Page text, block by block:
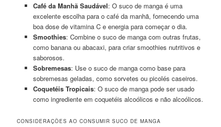
Café da Manhã Saudável: O suco de manga é uma
excelente escolha para o café da manhã, fornecendo uma
boa dose de vitamina C e energia para começar o dia.
Smoothies: Combine o suco de manga com outras frutas,
como banana ou abacaxi, para criar smoothies nutritivos e
saborosos.
Sobremesas: Use o suco de manga como base para
sobremesas geladas, como sorvetes ou picolés caseiros.
Coquetéis Tropicais: O suco de manga pode ser usado
como ingrediente em coquetéis alcoólicos e não alcoólicos.
CONSIDERAÇÕES AO CONSUMIR SUCO DE MANGA